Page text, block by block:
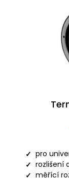
pro
rozlišení
měřící